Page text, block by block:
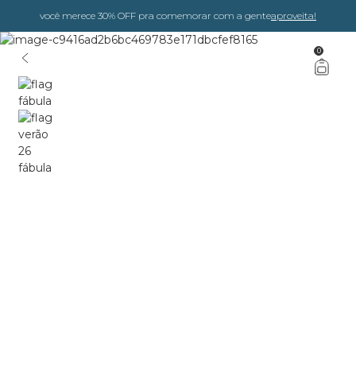
você merece 30% OFF pra comemorar com a genteaproveita!
0